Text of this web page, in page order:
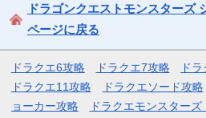
ドラゴンクエストモンスターズ
ページに戻る
ドラクエ6攻略 ドラクエ7攻略 ド
ドラクエ11攻略
ドラクエソード攻略
ョーカー攻略
ドラクエモンスター